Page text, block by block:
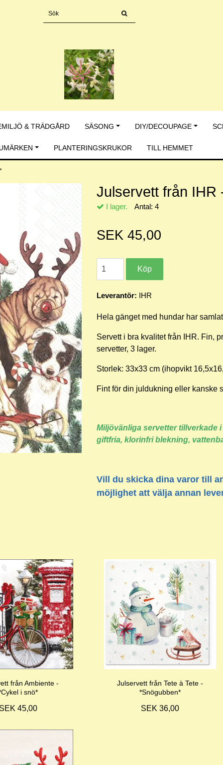
& TRÄDGÅRD SÄSONG DIY/DECOUPAGE
PLANTERINGSKRUKOR TILL HEMMET
Julservett från IHR
I lager. Antal: 4
SEK 45,00
Leverantör: IHR
Hela gänget med hundar har
Servett i bra kvalitet från IHR. Fin,
servetter, 3 lager.
Storlek: 33x33 cm (ihopvikt
Fint för din juldukning eller kanske
Miljövänliga servetter tillverkade
giftfria, klorinfri blekning,
Vill du skicka dina varor till
möjlighet att välja annan
från Ambiente -
i snö*
SEK 45,00
Julservett från Tete à Tete -
*Snögubben*
SEK 36,00